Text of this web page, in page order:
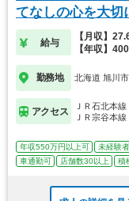
てなしの心を大切
給与
【月収】
【年収】
勤務地 北海道 旭川市
アクセス
ＪＲ石北本
ＪＲ宗谷本
年収550万円以上可 未経験
車通勤可
店舗数30以上 積